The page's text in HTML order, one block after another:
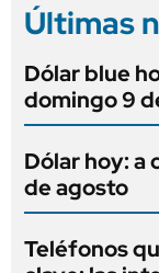
Últimas
Dólar blue
domingo 9
Dólar hoy: a
de agosto
Teléfonos